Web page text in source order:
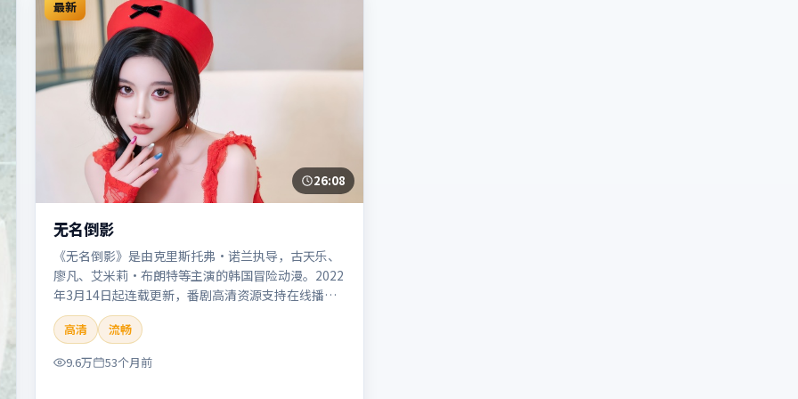
最新
26:08
无名倒影
《无名倒影》是由克里斯托弗·诺兰执导，古天乐、
廖凡、艾米莉·布朗特等主演的韩国冒险动漫。2022
年3月14日起连载更新，番剧高清资源支持在线播
放。剧情与看点：旅程险象环生，奇观与友情并行，
带来沉浸式探险体验。本片适合检索「无名倒影」
「克里斯托弗·诺兰」「冒险」「韩国」「2022」
「2022-03-14上映」等关键词的影迷阅读简介与主创
高清
流畅
9.6万
53个月前